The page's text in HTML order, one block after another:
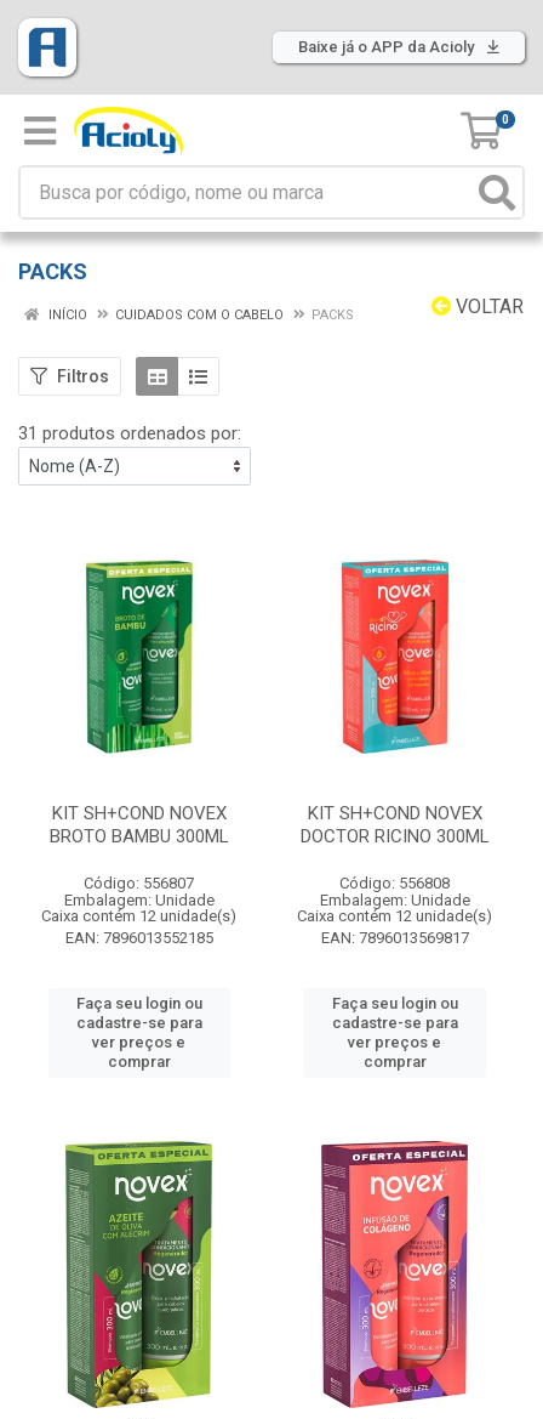
Baixe já o APP da Acioly
0
PACKS
VOLTAR
INÍCIO CUIDADOS COM O CABELO PACKS
Filtros
31 produtos ordenados por:
KIT SH+COND NOVEX
BROTO BAMBU 300ML
Código: 556807
Embalagem: Unidade
Caixa contém 12 unidade(s)
EAN: 7896013552185
Faça seu login ou
cadastre-se para
ver preços e
comprar
KIT SH+COND NOVEX
DOCTOR RICINO 300ML
Código: 556808
Embalagem: Unidade
Caixa contém 12 unidade(s)
EAN: 7896013569817
Faça seu login ou
cadastre-se para
ver preços e
comprar